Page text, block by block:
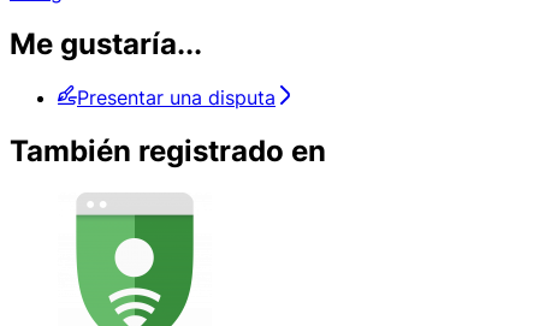
Me gustaría...
Presentar una disputa
También registrado en